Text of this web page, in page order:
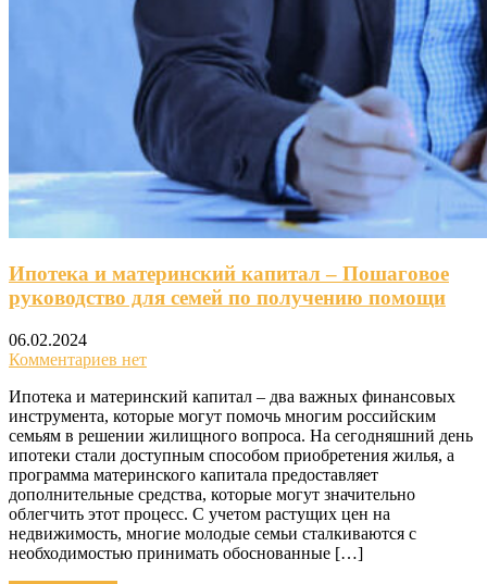
Ипотека и материнский капитал – Пошаговое
руководство для семей по получению помощи
06.02.2024
Комментариев нет
Ипотека и материнский капитал – два важных финансовых
инструмента, которые могут помочь многим российским
семьям в решении жилищного вопроса. На сегодняшний день
ипотеки стали доступным способом приобретения жилья, а
программа материнского капитала предоставляет
дополнительные средства, которые могут значительно
облегчить этот процесс. С учетом растущих цен на
недвижимость, многие молодые семьи сталкиваются с
необходимостью принимать обоснованные […]